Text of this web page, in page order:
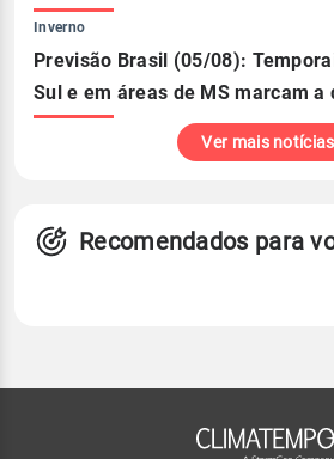
Inverno
Previsão Brasil (05/08):
Sul e em áreas de MS marcam
Ver mais notícias
Recomendados para